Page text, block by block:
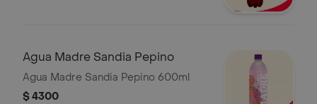
Agua Madre Sandia Pepino
Agua Madre Sandia Pepino 600ml
$ 4300